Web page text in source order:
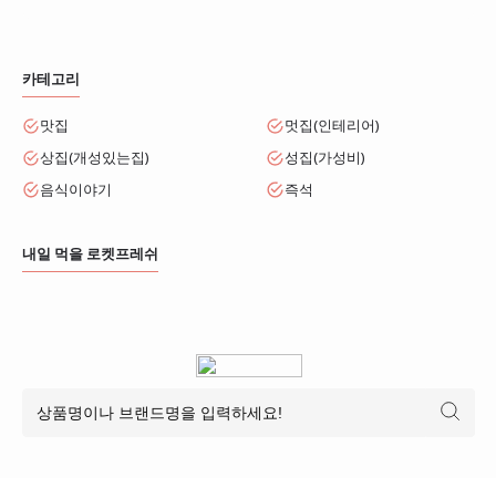
카테고리
맛집
멋집(인테리어)
상집(개성있는집)
성집(가성비)
음식이야기
즉석
내일 먹을 로켓프레쉬